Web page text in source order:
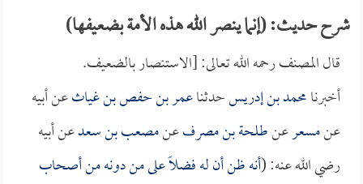
شرح حديث: (إنما ينصر الله هذه الأمة بضعيفها)
قال المصنف رحمه الله تعالى: [الاستنصار بالضعيف.
أخبرنامحمد بن إدريسحدثناعمر بن حفص بن غياثعن أبيه
عنمسعرعنطلحة بن مصرفعنمصعب بن سعدعن أبيه
رضي الله عنه: (أنه ظن أن له فضلاً على من دونه من أصحاب